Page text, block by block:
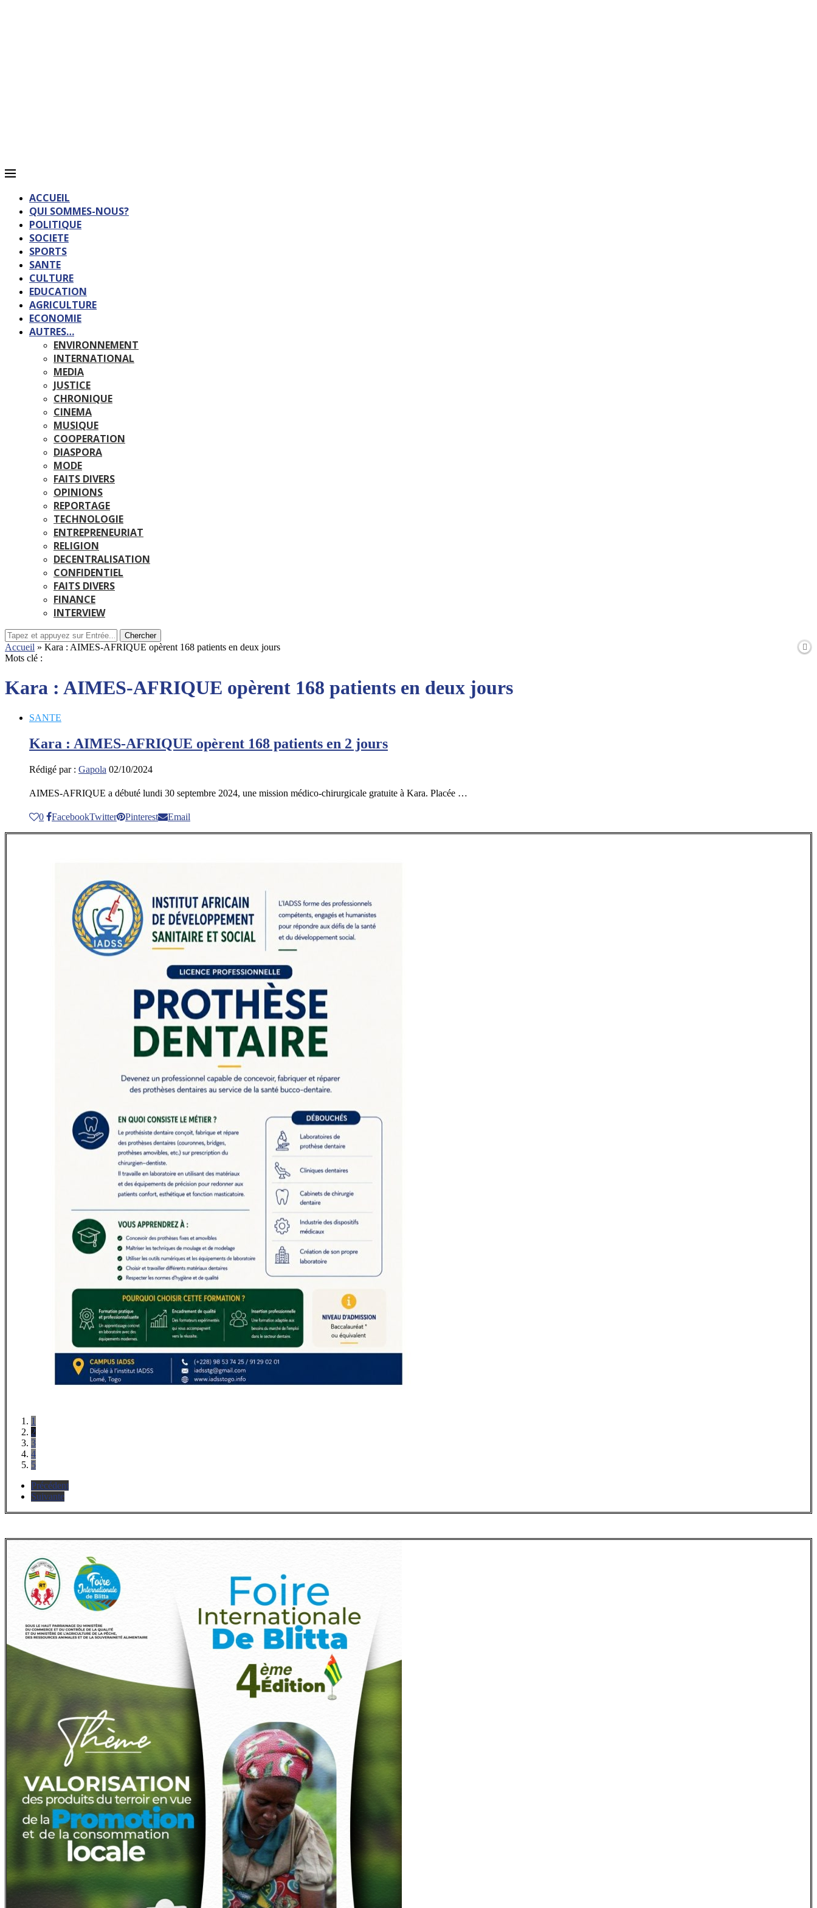
ACCUEIL
QUI SOMMES-NOUS?
POLITIQUE
SOCIETE
SPORTS
SANTE
CULTURE
EDUCATION
AGRICULTURE
ECONOMIE
AUTRES…
ENVIRONNEMENT
INTERNATIONAL
MEDIA
JUSTICE
CHRONIQUE
CINEMA
MUSIQUE
COOPERATION
DIASPORA
MODE
FAITS DIVERS
OPINIONS
REPORTAGE
TECHNOLOGIE
ENTREPRENEURIAT
RELIGION
DECENTRALISATION
CONFIDENTIEL
FAITS DIVERS
FINANCE
INTERVIEW
Chercher
Accueil » Kara : AIMES-AFRIQUE opèrent 168 patients en deux jours
Mots clé :
Kara : AIMES-AFRIQUE opèrent 168 patients en deux jours
SANTE
Kara : AIMES-AFRIQUE opèrent 168 patients en 2 jours
Rédigé par : Gapola 02/10/2024
AIMES-AFRIQUE a débuté lundi 30 septembre 2024, une mission médico-chirurgicale gratuite à Kara. Placée …
0 FacebookTwitter Pinterest Email
1
2
3
4
5
Précédent
Suivante